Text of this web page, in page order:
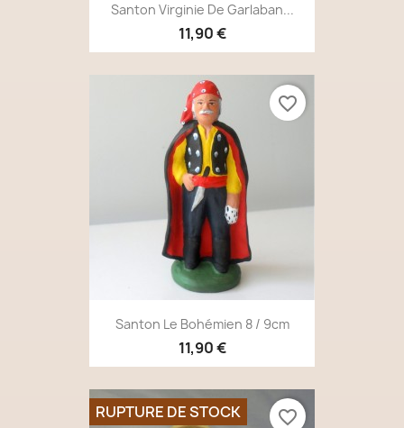
Santon Virginie De Garlaban...
11,90 €
Santon Le Bohémien 8 / 9cm
11,90 €
favorite_border
RUPTURE DE STOCK favorite_border